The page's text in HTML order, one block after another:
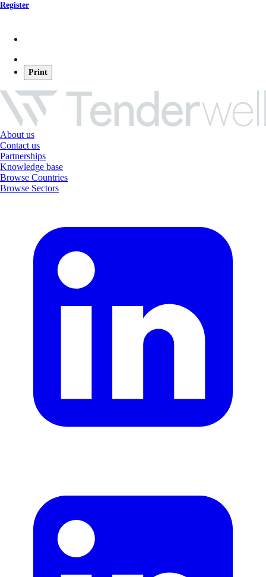
Register
Print
About us
Contact us
Partnerships
Knowledge base
Browse Countries
Browse Sectors